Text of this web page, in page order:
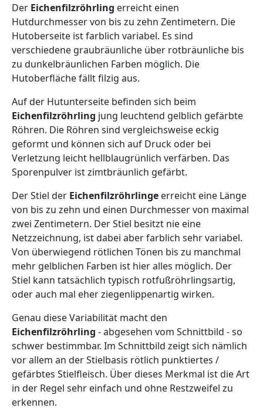
Der Eichenfilzröhrling erreicht einen
Hutdurchmesser von bis zu zehn Zentimetern. Die
Hutoberseite ist farblich variabel. Es sind
verschiedene graubräunliche über rotbräunliche bis
zu dunkelbräunlichen Farben möglich. Die
Hutoberfläche fällt filzig aus.
Auf der Hutunterseite befinden sich beim
Eichenfilzröhrling jung leuchtend gelblich gefärbte
Röhren. Die Röhren sind vergleichsweise eckig
geformt und können sich auf Druck oder bei
Verletzung leicht hellblaugrünlich verfärben. Das
Sporenpulver ist zimtbräunlich gefärbt.
Der Stiel der Eichenfilzröhrlinge erreicht eine Länge
von bis zu zehn und einen Durchmesser von maximal
zwei Zentimetern. Der Stiel besitzt nie eine
Netzzeichnung, ist dabei aber farblich sehr variabel.
Von überwiegend rötlichen Tönen bis zu manchmal
mehr gelblichen Farben ist hier alles möglich. Der
Stiel kann tatsächlich typisch rotfußröhrlingsartig,
oder auch mal eher ziegenlippenartig wirken.
Genau diese Variabilität macht den
Eichenfilzröhrling - abgesehen vom Schnittbild - so
schwer bestimmbar. Im Schnittbild zeigt sich nämlich
vor allem an der Stielbasis rötlich punktiertes /
gefärbtes Stielfleisch. Über dieses Merkmal ist die Art
in der Regel sehr einfach und ohne Restzweifel zu
erkennen.